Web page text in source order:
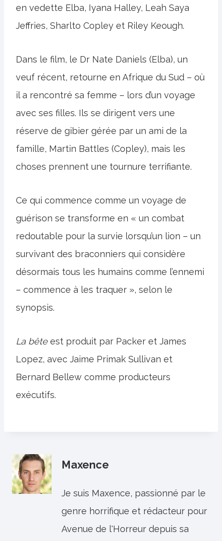
en vedette Elba, Iyana Halley, Leah Saya
Jeffries, Sharlto Copley et Riley Keough.
Dans le film, le Dr Nate Daniels (Elba), un
veuf récent, retourne en Afrique du Sud – où
il a rencontré sa femme – lors d’un voyage
avec ses filles. Ils se dirigent vers une
réserve de gibier gérée par un ami de la
famille, Martin Battles (Copley), mais les
choses prennent une tournure terrifiante.
Ce qui commence comme un voyage de
guérison se transforme en « un combat
redoutable pour la survie lorsqu’un lion – un
survivant des braconniers qui considère
désormais tous les humains comme l’ennemi
– commence à les traquer », selon le
synopsis.
La bêteest produit par Packer et James
Lopez, avec Jaime Primak Sullivan et
Bernard Bellew comme producteurs
exécutifs.
Maxence
Je suis Maxence, passionné par le
genre horrifique et rédacteur pour
Avenue de l'Horreur depuis sa